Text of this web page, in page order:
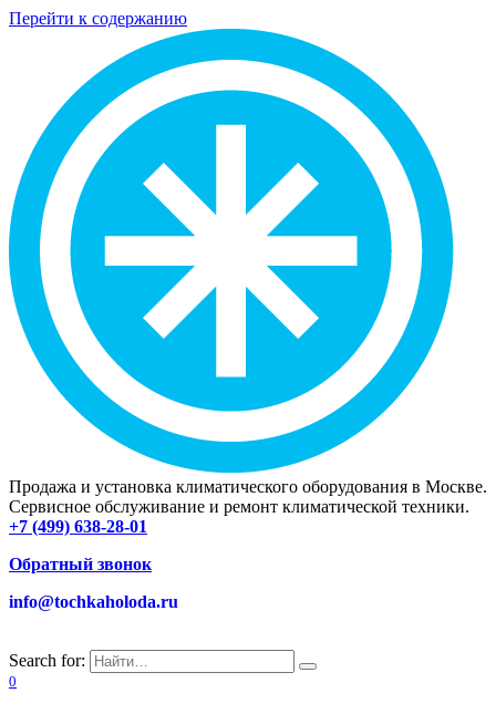
Перейти к содержанию
Продажа и установка климатического оборудования в Москве.
Сервисное обслуживание и ремонт климатической техники.
+7 (499) 638-28-01
Обратный звонок
info@tochkaholoda.ru
Search for:
0